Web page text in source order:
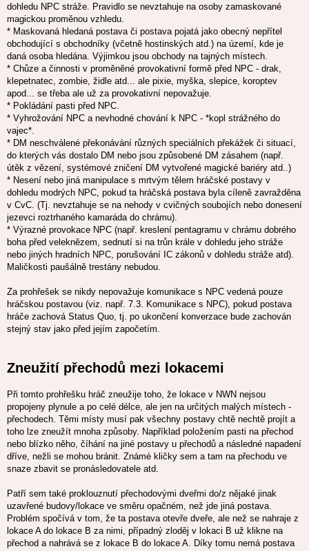
dohledu NPC stráže. Pravidlo se nevztahuje na osoby zamaskované
magickou proměnou vzhledu.
* Maskovaná hledaná postava či postava pojatá jako obecný nepřítel
obchodující s obchodníky (včetně hostinských atd.) na území, kde je
daná osoba hledána. Výjimkou jsou obchody na tajných místech.
* Chůze a činnosti v proměněné provokativní formě před NPC - drak,
klepetnatec, zombie, židle atd... ale pixie, myška, slepice, koroptev
apod... se třeba ale už za provokativní nepovažuje.
* Pokládání pasti před NPC.
* Vyhrožování NPC a nevhodné chování k NPC - *kopl strážného do
vajec*.
* DM neschválené překonávání různých speciálních překážek či situací,
do kterých vás dostalo DM nebo jsou způsobené DM zásahem (např.
útěk z vězení, systémové zničení DM vytvořené magické bariéry atd..)
* Nesení nebo jiná manipulace s mrtvým tělem hráčské postavy v
dohledu modrých NPC, pokud ta hráčská postava byla cíleně zavražděna
v CvC. (Tj. nevztahuje se na nehody v cvičných soubojích nebo donesení
jezevci roztrhaného kamaráda do chrámu).
* Výrazné provokace NPC (např. kreslení pentagramu v chrámu dobrého
boha před veleknězem, sednutí si na trůn krále v dohledu jeho stráže
nebo jiných hradních NPC, porušování IC zákonů v dohledu stráže atd).
Maličkosti paušálně trestány nebudou.
Za prohřešek se nikdy nepovažuje komunikace s NPC vedená pouze
hráčskou postavou (viz. např. 7.3. Komunikace s NPC), pokud postava
hráče zachová Status Quo, tj. po ukončení konverzace bude zachován
stejný stav jako před jejím započetím.
Zneužití přechodů mezi lokacemi
Při tomto prohřešku hráč zneužije toho, že lokace v NWN nejsou
propojeny plynule a po celé délce, ale jen na určitých malých místech -
přechodech. Těmi místy musí pak všechny postavy chtě nechtě projít a
toho lze zneužít mnoha způsoby. Například položením pasti na přechod
nebo blízko něho, číhání na jiné postavy u přechodů a následné napadení
dříve, nežli se mohou bránit. Známé kličky sem a tam na přechodu ve
snaze zbavit se pronásledovatele atd.
Patří sem také proklouznutí přechodovými dveřmi do/z nějaké jinak
uzavřené budovy/lokace ve směru opačném, než jde jiná postava.
Problém spočívá v tom, že ta postava otevře dveře, ale než se nahraje z
lokace A do lokace B za nimi, případný zloděj v lokaci B už klikne na
přechod a nahrává se z lokace B do lokace A. Díky tomu nemá postava